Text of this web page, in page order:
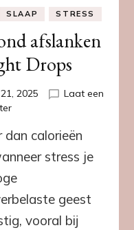
SLAAP STRESS
afslanken
Drops
2025
Laat een
op
de
Gezond
afslanken
met
&
dan calorieën
stress je
geest
vooral bij